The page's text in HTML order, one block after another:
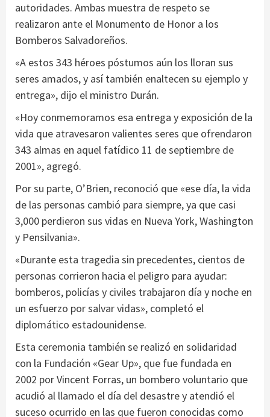
autoridades. Ambas muestra de respeto se
realizaron ante el Monumento de Honor a los
Bomberos Salvadoreños.
«A estos 343 héroes póstumos aún los lloran sus
seres amados, y así también enaltecen su ejemplo y
entrega», dijo el ministro Durán.
«Hoy conmemoramos esa entrega y exposición de la
vida que atravesaron valientes seres que ofrendaron
343 almas en aquel fatídico 11 de septiembre de
2001», agregó.
Por su parte, O’Brien, reconoció que «ese día, la vida
de las personas cambió para siempre, ya que casi
3,000 perdieron sus vidas en Nueva York, Washington
y Pensilvania».
«Durante esta tragedia sin precedentes, cientos de
personas corrieron hacia el peligro para ayudar:
bomberos, policías y civiles trabajaron día y noche en
un esfuerzo por salvar vidas», completó el
diplomático estadounidense.
Esta ceremonia también se realizó en solidaridad
con la Fundación «Gear Up», que fue fundada en
2002 por Vincent Forras, un bombero voluntario que
acudió al llamado el día del desastre y atendió el
suceso ocurrido en las que fueron conocidas como